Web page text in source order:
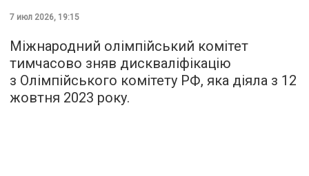
7 июл 2026, 19:15
Міжнародний олімпійський комітет
тимчасово зняв дискваліфікацію
з Олімпійського комітету РФ, яка діяла з 12
жовтня 2023 року.